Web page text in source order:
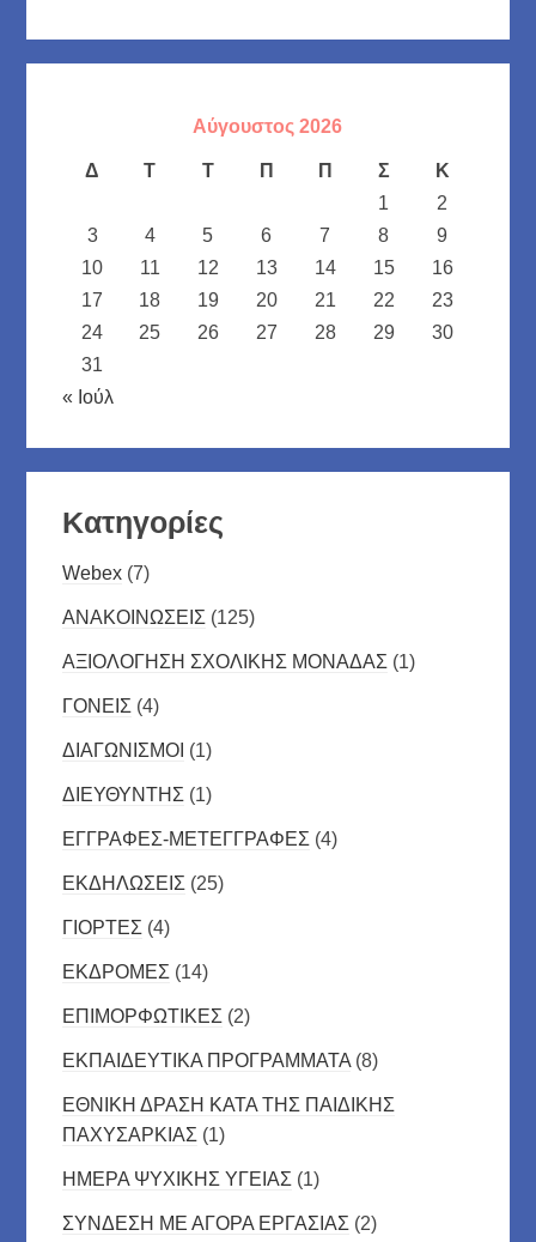
Αύγουστος 2026
Δ Τ Τ Π Π Σ
Κ
1
2
3
4 5 6 7 8
9
10
11 12 13 14 15
16
17
18 19 20 21 22
23
24
25 26 27 28 29
30
31
« Ιούλ
Kατηγορίες
Webex (7)
ΑΝΑΚΟΙΝΩΣΕΙΣ (125)
ΑΞΙΟΛΟΓΗΣΗ ΣΧΟΛΙΚΗΣ ΜΟΝΑΔΑΣ (1)
ΓΟΝΕΙΣ (4)
ΔΙΑΓΩΝΙΣΜΟΙ (1)
ΔΙΕΥΘΥΝΤΗΣ (1)
ΕΓΓΡΑΦΕΣ-ΜΕΤΕΓΓΡΑΦΕΣ (4)
ΕΚΔΗΛΩΣΕΙΣ (25)
ΓΙΟΡΤΕΣ (4)
ΕΚΔΡΟΜΕΣ (14)
ΕΠΙΜΟΡΦΩΤΙΚΕΣ (2)
ΕΚΠΑΙΔΕΥΤΙΚΑ ΠΡΟΓΡΑΜΜΑΤΑ (8)
ΕΘΝΙΚΗ ΔΡΑΣΗ ΚΑΤΑ ΤΗΣ ΠΑΙΔΙΚΗΣ
ΠΑΧΥΣΑΡΚΙΑΣ (1)
ΗΜΕΡΑ ΨΥΧΙΚΗΣ ΥΓΕΙΑΣ (1)
ΣΥΝΔΕΣΗ ΜΕ ΑΓΟΡΑ ΕΡΓΑΣΙΑΣ (2)